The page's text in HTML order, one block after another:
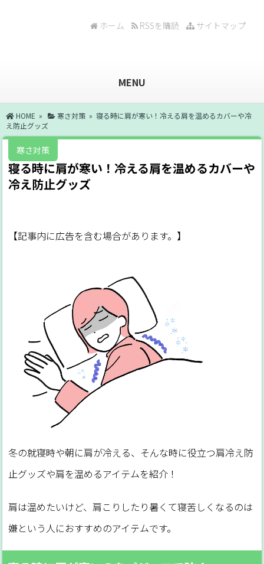
サイトマップ
RSSを購読
ホーム
MENU
HOME » 寒さ対策 » 寝る時に肩が寒い！冷える肩を温めるカバーや冷
え防止グッズ
寒さ対策
寝る時に肩が寒い！冷える肩を温めるカバーや
冷え防止グッズ
【記事内に広告を含む場合があります。】
冬の就寝時や朝に肩が冷える、そんな時に役立つ肩冷え防
止グッズや肩を温めるアイテムを紹介！
肩は温めたいけど、肩こりしたり暑くて寝苦しくなるのは
嫌という人におすすめのアイテムです。